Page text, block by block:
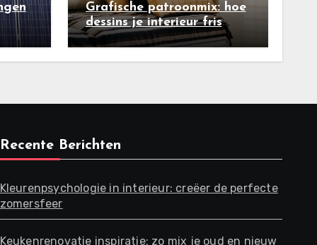
Grafische patroonmix: hoe
dessins je interieur fris
maken
Recente Berichten
Kleurenpsychologie in interieur: creëer de perfecte
zomersfeer
Keukenrenovatie inspiratie: zo mix je oud en nieuw